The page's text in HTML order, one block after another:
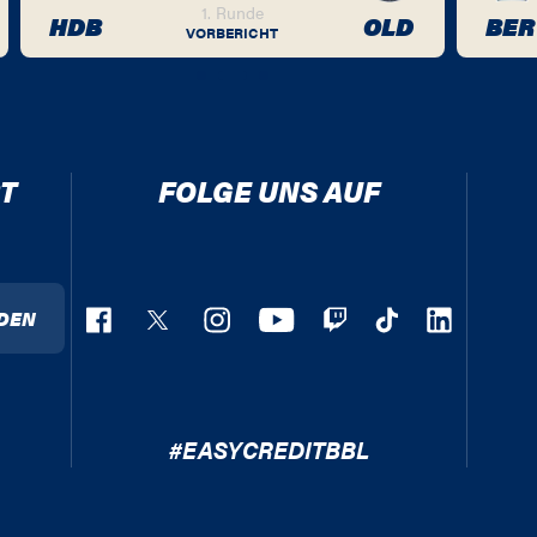
HDB 1. Runde
VORBERICHT OLD BER
FOLGE UNS AUF
#EASYCREDITBBL